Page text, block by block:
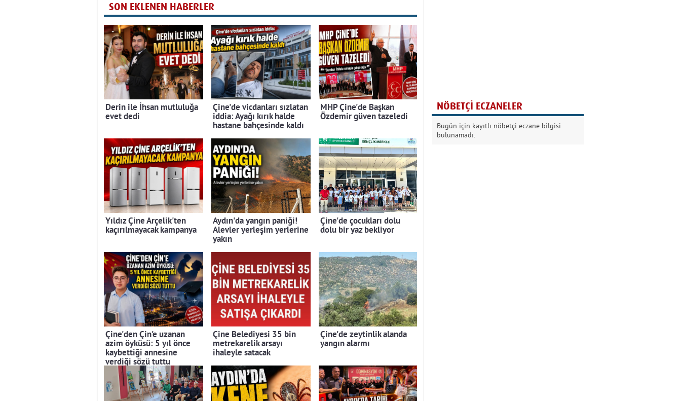
SON EKLENEN HABERLER
Derin ile İhsan mutluluğa
evet dedi
Çine'de vicdanları sızlatan
iddia: Ayağı kırık halde
hastane bahçesinde kaldı
MHP Çine'de Başkan
Özdemir güven tazeledi
Yıldız Çine Arçelik'ten
kaçırılmayacak kampanya
Aydın'da yangın paniği!
Alevler yerleşim yerlerine
yakın
Çine'de çocukları dolu
dolu bir yaz bekliyor
Çine'den Çin'e uzanan
azim öyküsü: 5 yıl önce
kaybettiği annesine
verdiği sözü tuttu
Çine Belediyesi 35 bin
metrekarelik arsayı
ihaleyle satacak
Çine'de zeytinlik alanda
yangın alarmı
Kurban Bayramında
Dikkat!
NÖBETÇİ ECZANELER
Bugün için kayıtlı nöbetçi eczane bilgisi
bulunamadı.